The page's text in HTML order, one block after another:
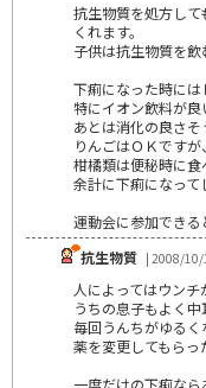
抗生物質を処方し
くれます。
子供は抗生物質を飲
下痢になった時には
特にイオン飲料が良
あとは消化の良さそ
りんごはＯＫですが
柑橘類は便秘時に
余計に下痢になって
運動会に参加できる
抗生物質 | 2008/10/
人によってはウンチ
うちの息子もよく中
毎回うんちがゆるく
薬を変更してもらっ
一度だけの下痢な